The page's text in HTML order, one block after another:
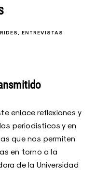
ENTREVISTAS
enlace reflexiones y
periodísticos y en
que nos permiten
en torno a la
de la Universidad